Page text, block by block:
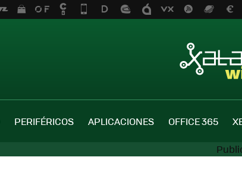
PERIFÉRICOS APLICACIONES OFFICE 365